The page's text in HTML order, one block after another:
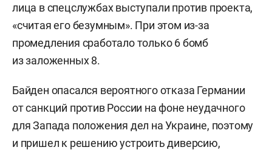
лица в спецслужбах выступали против проекта,
«считая его безумным». При этом из-за
промедления сработало только 6 бомб
из заложенных 8.
Байден опасался вероятного отказа Германии
от санкций против России на фоне неудачного
для Запада положения дел на Украине, поэтому
и пришел к решению устроить диверсию,